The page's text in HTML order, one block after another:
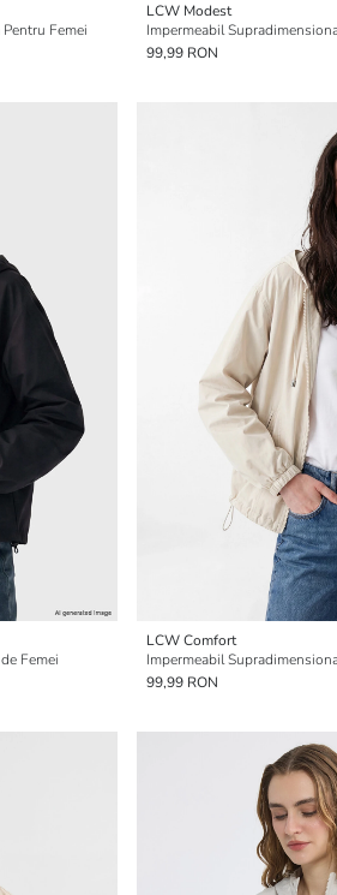
Femei
LCW Modest
Impermeabil
99,99 RON
Femei
LCW Comfort
Impermeabil
99,99 RON